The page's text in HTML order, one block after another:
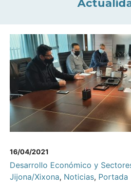
16/04/2021
Desarrollo Económico y
Jijona/Xixona, Noticias, Portada